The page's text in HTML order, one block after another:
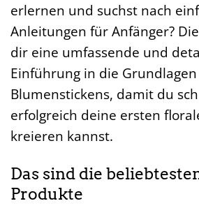
erlernen und suchst nach
Anleitungen für Anfänger?
dir eine umfassende und
Einführung in die
Blumenstickens, damit du
erfolgreich deine ersten
kreieren kannst.
Das sind die
Produkte